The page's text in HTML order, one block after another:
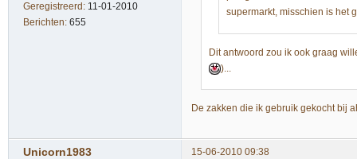
Geregistreerd: 11-01-2010
Berichten: 655
supermarkt, misschien is het
Dit antwoord zou ik ook graag
)...
De zakken die ik gebruik gekocht bij
Unicorn1983
15-06-2010 09:38